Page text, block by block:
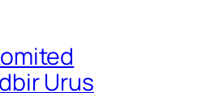
Urus